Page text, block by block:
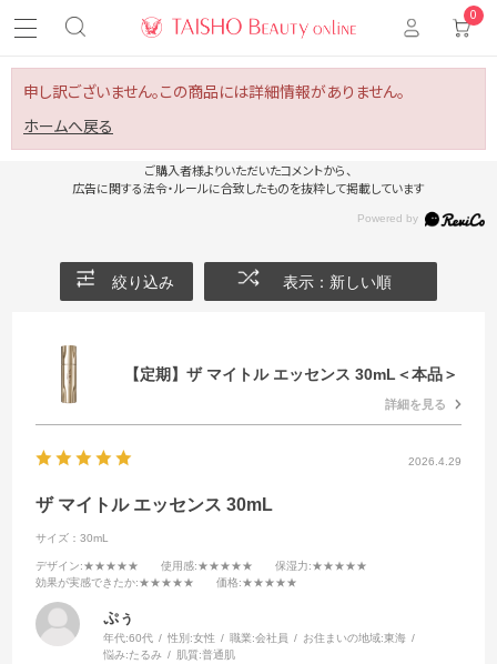
0
申し訳ございません。この商品には詳細情報がありません。
ホームへ戻る
ご購入者様よりいただいたコメントから、
広告に関する法令・ルールに合致したものを抜粋して掲載しています
絞り込み 表示：新しい順
【定期】ザ マイトル エッセンス 30mL＜本品＞
詳細を見る
2026.4.29
ザ マイトル エッセンス 30mL
サイズ：30mL
デザイン:★★★★★ 使用感:★★★★★ 保湿力:★★★★★
効果が実感できたか:★★★★★ 価格:★★★★★
ぷぅ
年代:60代 性別:女性 職業:会社員 お住まいの地域:東海
悩み:たるみ 肌質:普通肌